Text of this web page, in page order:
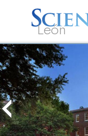
León
L. Ronald
Hubbard
¿Qué es
Scientology?